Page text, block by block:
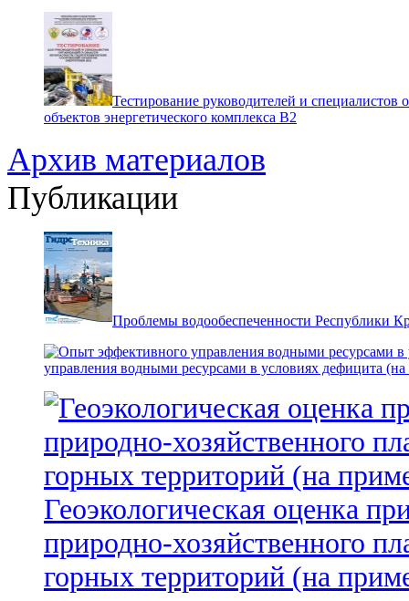
Тестирование руководителей и специалистов
объектов энергетического комплекса В2
Архив материалов
Публикации
Проблемы водообеспеченности Республики
управления водными ресурсами в условиях дефицита
Геоэкологическая оценка
природно-хозяйственного
горных территорий (на